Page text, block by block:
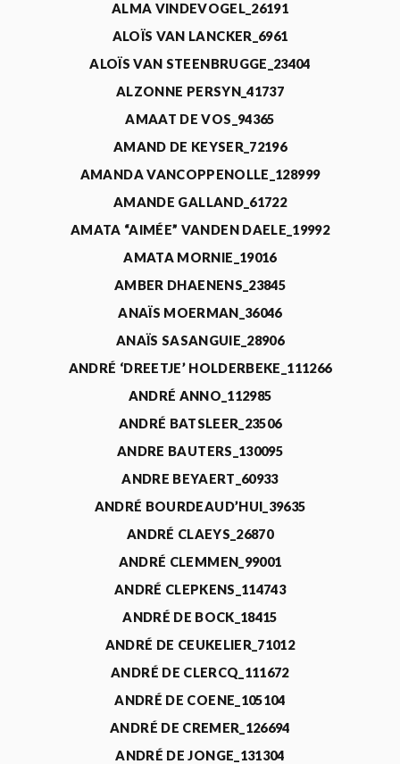
ALMA VINDEVOGEL_26191
ALOÏS VAN LANCKER_6961
ALOÏS VAN STEENBRUGGE_23404
ALZONNE PERSYN_41737
AMAAT DE VOS_94365
AMAND DE KEYSER_72196
AMANDA VANCOPPENOLLE_128999
AMANDE GALLAND_61722
AMATA “AIMÉE” VANDEN DAELE_19992
AMATA MORNIE_19016
AMBER DHAENENS_23845
ANAÏS MOERMAN_36046
ANAÏS SASANGUIE_28906
ANDRÉ ‘DREETJE’ HOLDERBEKE_111266
ANDRÉ ANNO_112985
ANDRÉ BATSLEER_23506
ANDRE BAUTERS_130095
ANDRE BEYAERT_60933
ANDRÉ BOURDEAUD’HUI_39635
ANDRÉ CLAEYS_26870
ANDRÉ CLEMMEN_99001
ANDRÉ CLEPKENS_114743
ANDRÉ DE BOCK_18415
ANDRÉ DE CEUKELIER_71012
ANDRÉ DE CLERCQ_111672
ANDRÉ DE COENE_105104
ANDRÉ DE CREMER_126694
ANDRÉ DE JONGE_131304